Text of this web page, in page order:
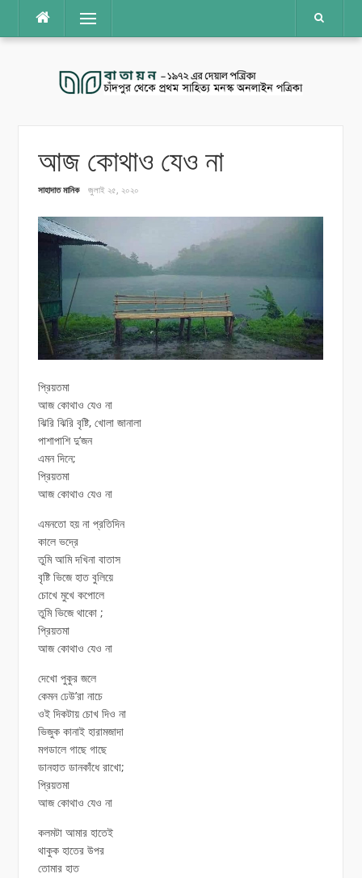
content
Menu
আজ কোথাও যেও না
সাহাদাত মানিক জুলাই ২৫, ২০২০
প্রিয়তমা
আজ কোথাও যেও না
ঝিরি ঝিরি বৃষ্টি, খোলা জানালা
পাশাপাশি দু’জন
এমন দিনে;
প্রিয়তমা
আজ কোথাও যেও না
এমনতো হয় না প্রতিদিন
কালে ভদ্রে
তুমি আমি দখিনা বাতাস
বৃষ্টি ভিজে হাত বুলিয়ে
চোখে মুখে কপোলে
তুমি ভিজে থাকো ;
প্রিয়তমা
আজ কোথাও যেও না
দেখো পুকুর জলে
কেমন ঢেউ’রা নাচে
ওই দিকটায় চোখ দিও না
ভিজুক কানাই হারামজাদা
মগডালে গাছে গাছে
ডানহাত ডানকাঁধে রাখো;
প্রিয়তমা
আজ কোথাও যেও না
কলমটা আমার হাতেই
থাকুক হাতের উপর
তোমার হাত